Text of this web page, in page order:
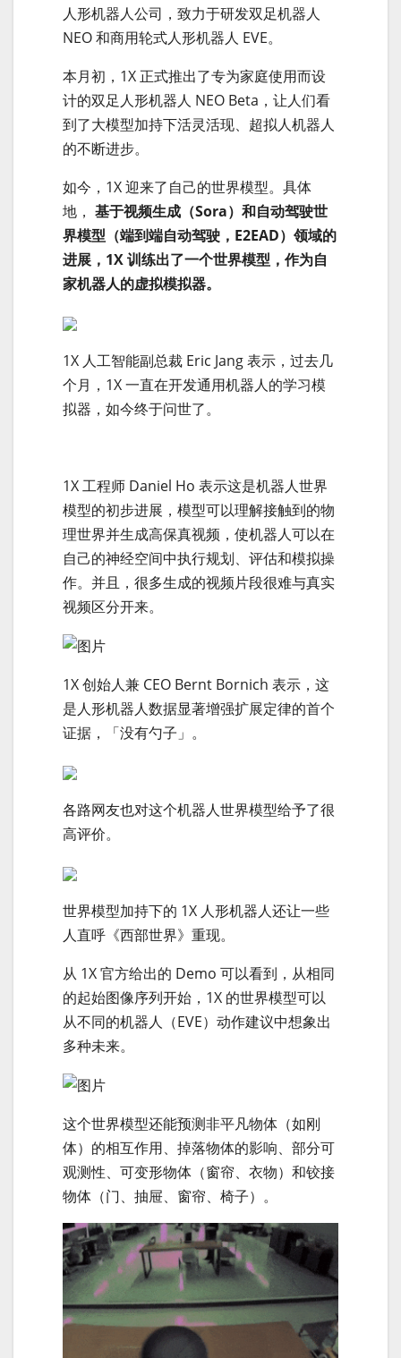
人形机器人公司，致力于研发双足机器人
NEO 和商用轮式人形机器人 EVE。
本月初，1X 正式推出了专为家庭使用而设
计的双足人形机器人 NEO Beta，让人们看
到了大模型加持下活灵活现、超拟人机器人
的不断进步。
如今，1X 迎来了自己的世界模型。具体
地， 基于视频生成（Sora）和自动驾驶世
界模型（端到端自动驾驶，E2EAD）领域的
进展，1X 训练出了一个世界模型，作为自
家机器人的虚拟模拟器。
1X 人工智能副总裁 Eric Jang 表示，过去几
个月，1X 一直在开发通用机器人的学习模
拟器，如今终于问世了。
1X 工程师 Daniel Ho 表示这是机器人世界
模型的初步进展，模型可以理解接触到的物
理世界并生成高保真视频，使机器人可以在
自己的神经空间中执行规划、评估和模拟操
作。并且，很多生成的视频片段很难与真实
视频区分开来。
1X 创始人兼 CEO Bernt Bornich 表示，这
是人形机器人数据显著增强扩展定律的首个
证据，「没有勺子」。
各路网友也对这个机器人世界模型给予了很
高评价。
世界模型加持下的 1X 人形机器人还让一些
人直呼《西部世界》重现。
从 1X 官方给出的 Demo 可以看到，从相同
的起始图像序列开始，1X 的世界模型可以
从不同的机器人（EVE）动作建议中想象出
多种未来。
这个世界模型还能预测非平凡物体（如刚
体）的相互作用、掉落物体的影响、部分可
观测性、可变形物体（窗帘、衣物）和铰接
物体（门、抽屉、窗帘、椅子）。